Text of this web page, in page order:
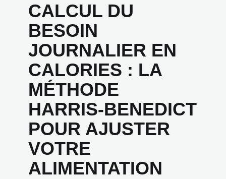
CALCUL DU
BESOIN
JOURNALIER EN
CALORIES : LA
MÉTHODE
HARRIS-BENEDICT
POUR AJUSTER
VOTRE
ALIMENTATION